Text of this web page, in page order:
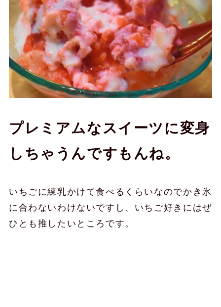
プレミアムなスイーツに変身
しちゃうんですもんね。
いちごに練乳かけて食べるくらいなのでかき氷
に合わないわけないですし、いちご好きにはぜ
ひとも推したいところです。